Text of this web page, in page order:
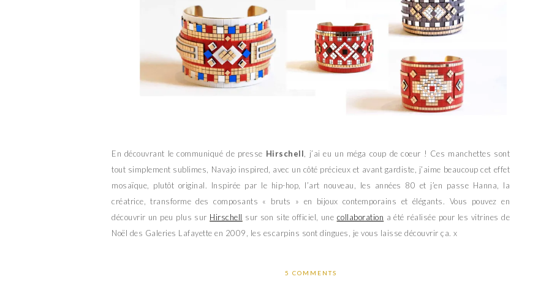
En découvrant le communiqué de presse Hirschell , j’ai eu un méga coup de coeur ! Ces manchettes sont
tout simplement sublimes, Navajo inspired, avec un côté précieux et avant gardiste, j’aime beaucoup cet effet
mosaïque, plutôt original. Inspirée par le hip-hop, l’art nouveau, les années 80 et j’en passe Hanna, la
créatrice, transforme des composants « bruts » en bijoux contemporains et élégants. Vous pouvez en
découvrir un peu plus sur Hirschell sur son site officiel, une collaboration a été réalisée pour les vitrines de
Noël des Galeries Lafayette en 2009, les escarpins sont dingues, je vous laisse découvrir ça. x
5 COMMENTS